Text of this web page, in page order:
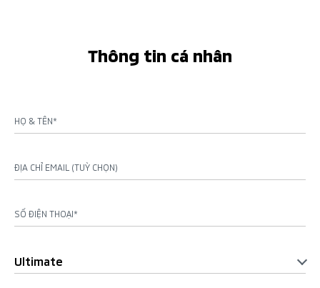
Thông tin cá nhân
HỌ & TÊN*
ĐỊA CHỈ EMAIL (TUỲ CHỌN)
SỐ ĐIỆN THOẠI*
Ultimate